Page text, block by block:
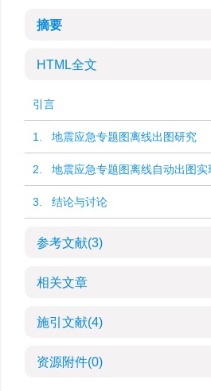
摘要
HTML全文
引言
1. 地震应急专题图离线出图研究
2. 地震应急专题图离线自动出图实
3. 结论与讨论
参考文献(3)
相关文章
施引文献(4)
资源附件(0)